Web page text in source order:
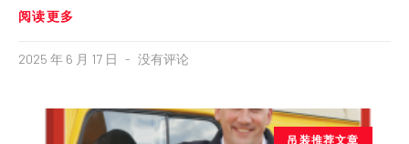
阅读更多
2025 年 6 月 17 日 没有评论
吊装推荐文章